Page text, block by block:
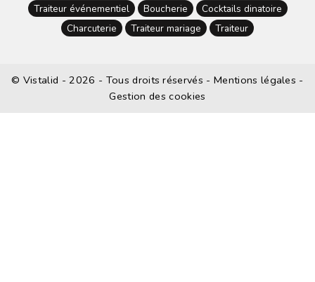
Traiteur événementiel
Boucherie
Cocktails dinatoire
Charcuterie
Traiteur mariage Traiteur
© Vistalid - 2026 - Tous droits réservés - Mentions légales -
Gestion des cookies